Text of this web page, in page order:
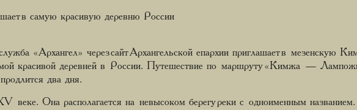
в самую красивую деревню России
«Архангел» через сайт Архангельской епархии приглашает в мезенскую
красивой деревней в России. Путешествие по маршруту «Кимжа —
два дня.
веке. Она располагается на невысоком берегу реки с одноименным названием.